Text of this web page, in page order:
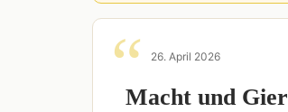
26. April 2026
Macht und Gier